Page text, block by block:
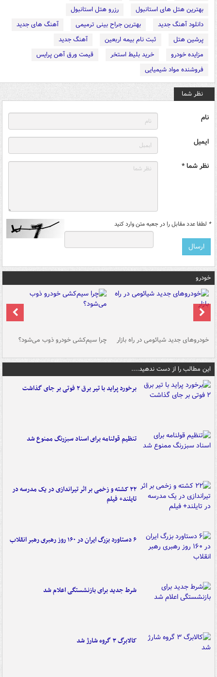
بهترین هتل های استانبول
رزرو هتل استانبول
دانلود آهنگ جدید
بهترین جراح بینی ترمیمی
آهنگ های جدید
پرشین هتل
ثبت نام بیمه اربعین
آهنگ جدید
مزایده خودرو
خرید بلیط استخر
قیمت ورق آهن پرایس
فروشنده مواد شیمیایی
نظر شما
نام
ایمیل
نظر شما *
* لطفا عدد مقابل را در جعبه متن وارد کنید
خودرو
خودروهای جدید شیائومی در راه بازار چرا سیم‌کشی خودرو ذوب می‌شود؟
این مطالب را از دست ندهید....
برخورد پراید با تیر برق ۲ فوتی بر جای گذاشت
تنظیم قولنامه برای اسناد سبزرنگ ممنوع شد
۲۲ کشته و زخمی بر اثر تیراندازی در یک مدرسه در
تایلند+ فیلم
۶ دستاورد بزرگ ایران در ۱۶۰ روز رهبری رهبر انقلاب
شرط جدید برای بازنشستگی اعلام شد
کالابرگ ۳ گروه شارژ شد